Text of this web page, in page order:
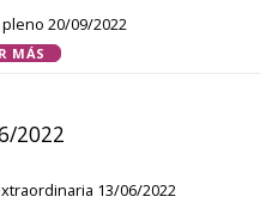
20/09/2022
MÁS
2022
13/06/2022